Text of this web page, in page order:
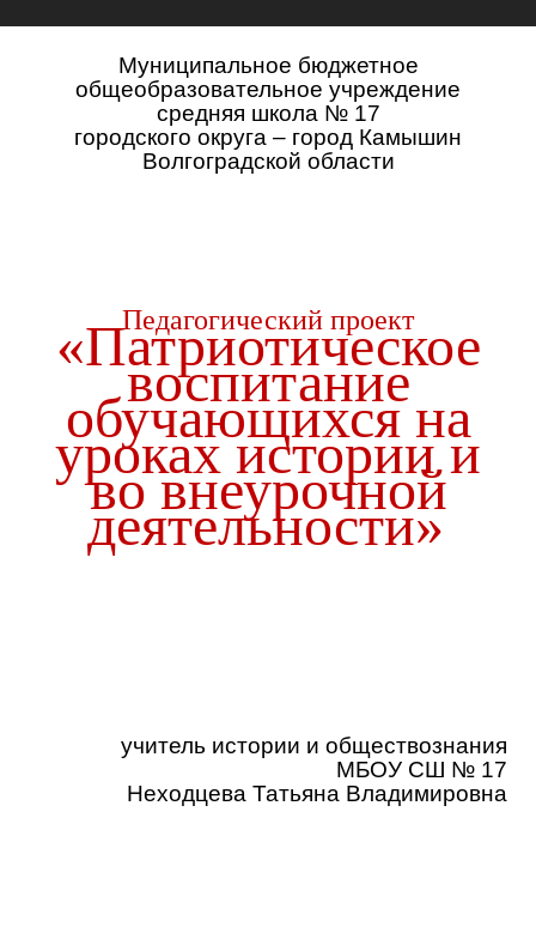
Муниципальное бюджетное
общеобразовательное учреждение
средняя школа № 17
городского округа – город Камышин
Волгоградской области
Педагогический проект
«Патриотическое
воспитание
обучающихся на
уроках истории и
во внеурочной
деятельности»
учитель истории и обществознания
МБОУ СШ № 17
Неходцева Татьяна Владимировна